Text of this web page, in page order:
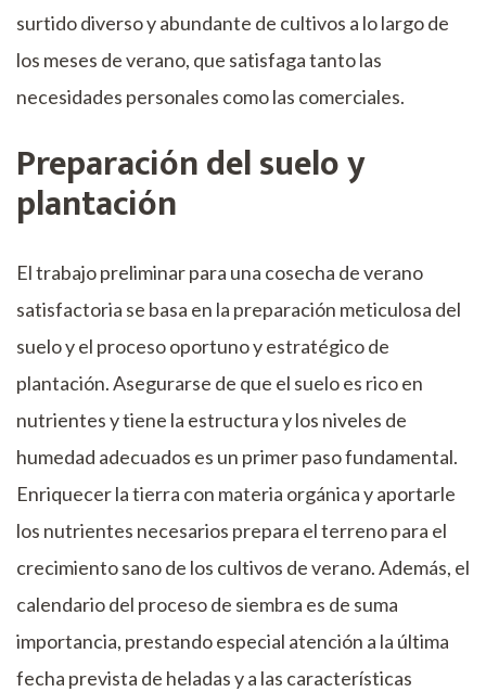
surtido diverso y abundante de cultivos a lo largo de
los meses de verano, que satisfaga tanto las
necesidades personales como las comerciales.
Preparación del suelo y
plantación
El trabajo preliminar para una cosecha de verano
satisfactoria se basa en la preparación meticulosa del
suelo y el proceso oportuno y estratégico de
plantación. Asegurarse de que el suelo es rico en
nutrientes y tiene la estructura y los niveles de
humedad adecuados es un primer paso fundamental.
Enriquecer la tierra con materia orgánica y aportarle
los nutrientes necesarios prepara el terreno para el
crecimiento sano de los cultivos de verano. Además, el
calendario del proceso de siembra es de suma
importancia, prestando especial atención a la última
fecha prevista de heladas y a las características